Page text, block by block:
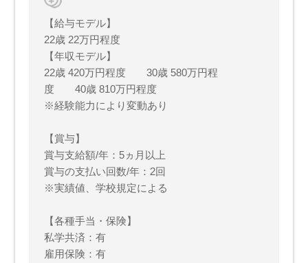
【給与モデル】
22歳 22万円程度
【年収モデル】
22歳 420万円程度 30歳 580万円程
度 40歳 810万円程度
※経験能力により変動あり
【賞与】
賞与支給額/年：5ヵ月以上
賞与の支払い回数/年：2回
※実績値、学校規定による
【各種手当・保険】
私学共済：有
雇用保険：有